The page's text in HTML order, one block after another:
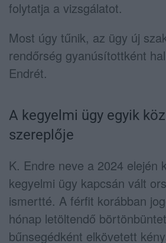
folytatja a vizsgálatot.
Most úgy tűnik, az ügy új
rendőrség gyanúsítottként
Endrét.
A kegyelmi ügy egyik
szereplője
K. Endre neve a 2024 elején
kegyelmi ügy kapcsán vált
ismertté. A férfit korábban
hónap letöltendő
bűnsegédként elkövetett